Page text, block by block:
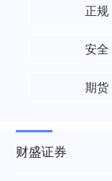
正规
安全
期货
财盛证券